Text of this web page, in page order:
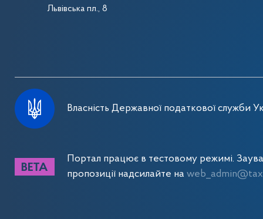
Львівська пл., 8
Власність Державної податкової служби
Портал працює в тестовому режимі.
пропозиції надсилайте на